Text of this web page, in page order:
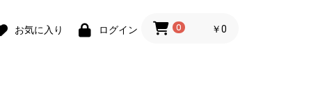
お気に入り ログイン 0 ￥0